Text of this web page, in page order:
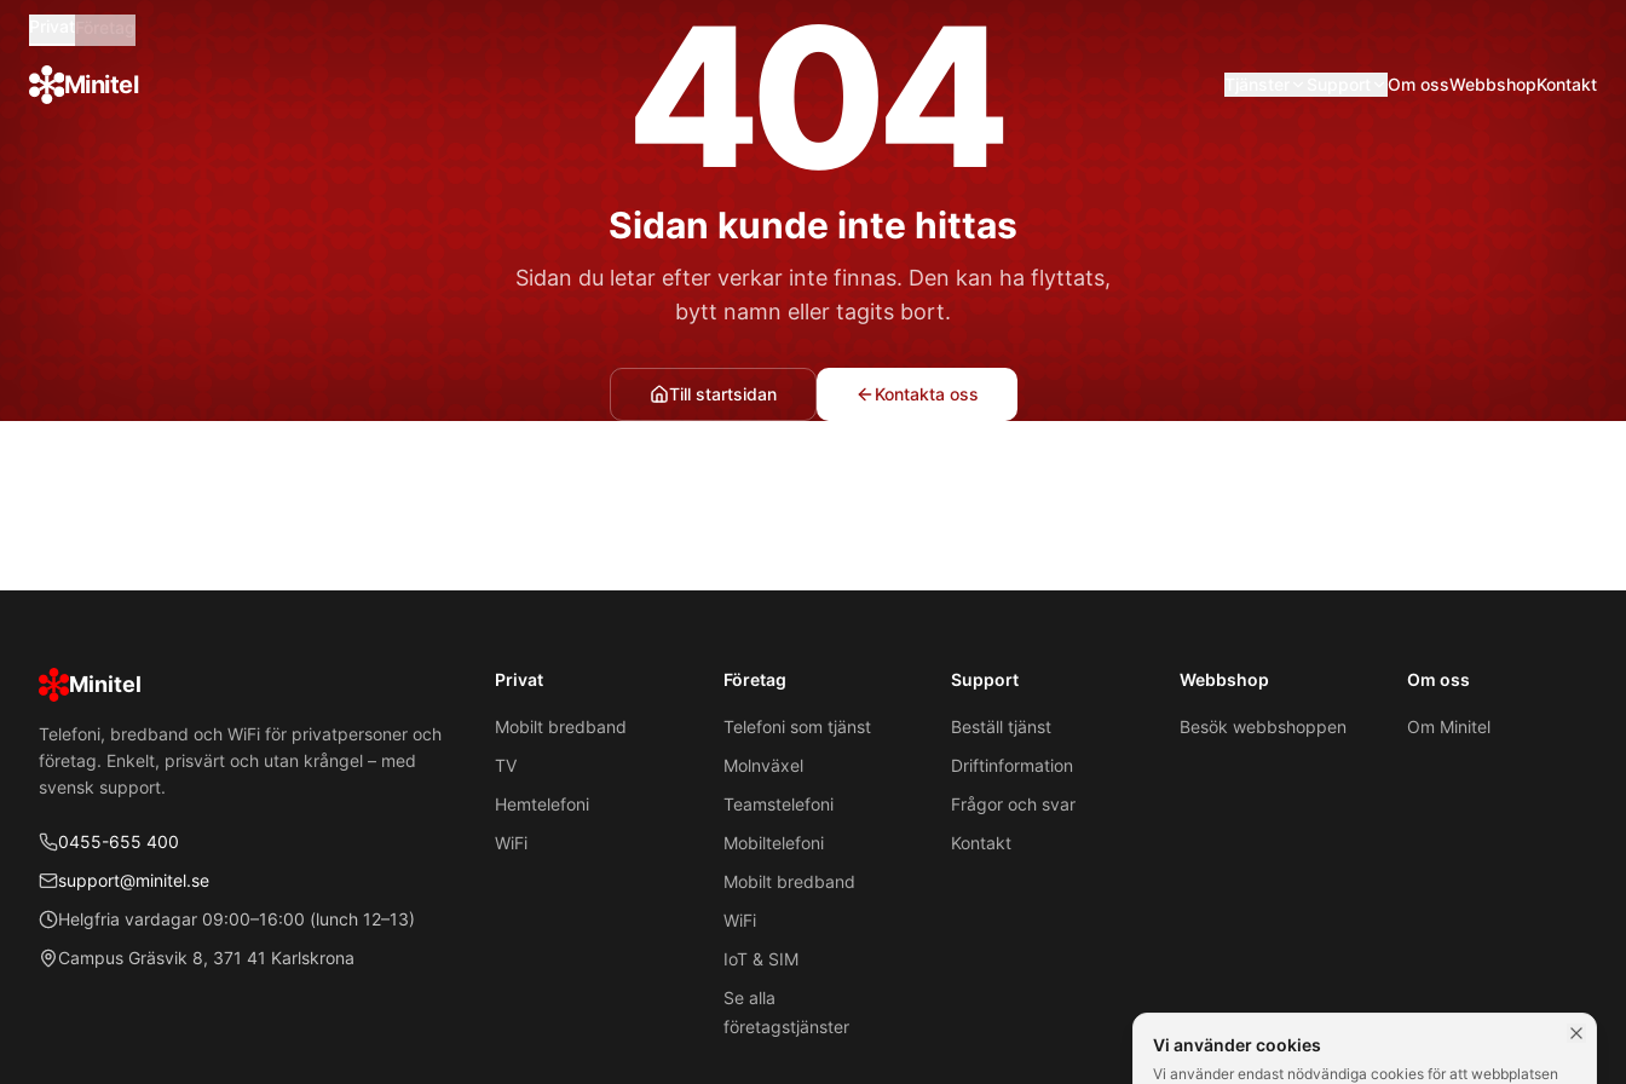
Minitel Om ossWebbshopKontakt
404
Sidan kunde inte hittas
Sidan du letar efter verkar inte finnas. Den kan ha flyttats,
bytt namn eller tagits bort.
Till startsidan Kontakta oss
Minitel
Telefoni, bredband och WiFi för privatpersoner och
företag. Enkelt, prisvärt och utan krångel – med
svensk support.
0455-655 400
support@minitel.se
Helgfria vardagar 09:00–16:00 (lunch 12–13)
Campus Gräsvik 8, 371 41 Karlskrona
Privat
Mobilt bredband
TV
Hemtelefoni
WiFi
Företag
Telefoni som tjänst
Molnväxel
Teamstelefoni
Mobiltelefoni
Mobilt bredband
WiFi
IoT & SIM
Se alla
företagstjänster
Support
Beställ tjänst
Driftinformation
Frågor och svar
Kontakt
Webbshop
Besök webbshoppen
Om oss
Om Minitel
Vi använder cookies
Vi använder endast nödvändiga cookies för att webbplatsen